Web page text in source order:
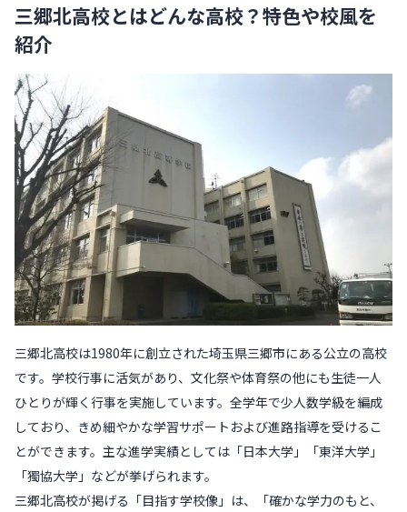
三郷北高校とはどんな高校？特色や校風を
紹介
三郷北高校は1980年に創立された埼玉県三郷市にある公立の高校
です。学校行事に活気があり、文化祭や体育祭の他にも生徒一人
ひとりが輝く行事を実施しています。全学年で少人数学級を編成
しており、きめ細やかな学習サポートおよび進路指導を受けるこ
とができます。主な進学実績としては「日本大学」「東洋大学」
「獨協大学」などが挙げられます。
三郷北高校が掲げる「目指す学校像」は、「確かな学力のもと、